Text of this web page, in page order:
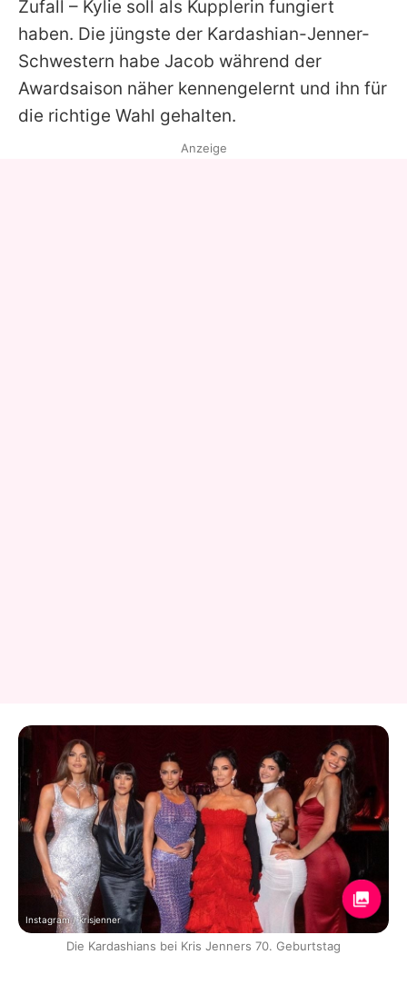
Zufall – Kylie soll als Kupplerin fungiert
haben. Die jüngste der Kardashian-Jenner-
Schwestern habe Jacob während der
Awardsaison näher kennengelernt und ihn für
die richtige Wahl gehalten.
Anzeige
Instagram / krisjenner
Die Kardashians bei Kris Jenners 70. Geburtstag